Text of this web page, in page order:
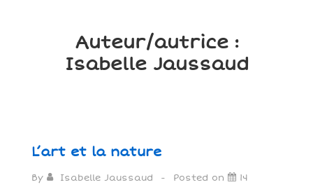
Auteur/autrice :
Isabelle Jaussaud
L’art et la nature
By Isabelle Jaussaud Posted on
14